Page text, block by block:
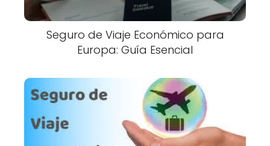
Seguro de Viaje Económico para
Europa: Guía Esencial